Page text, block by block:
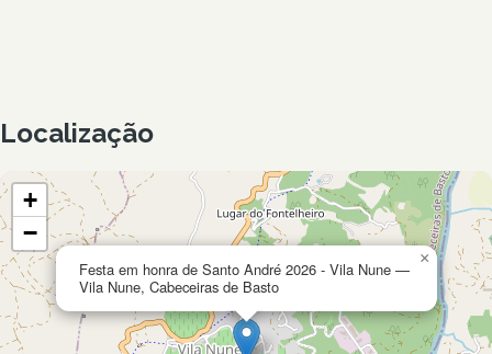
Localização
Festa em honra de Santo André 2026 - Vila Nune —
Vila Nune, Cabeceiras de Basto
×
+
−